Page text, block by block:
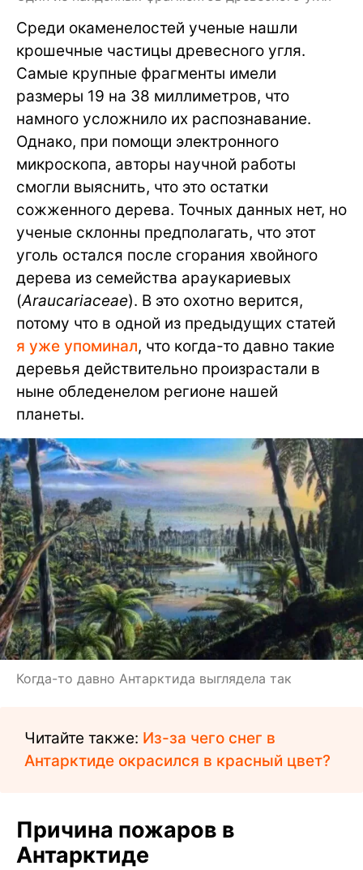
Среди окаменелостей ученые нашли
крошечные частицы древесного угля.
Самые крупные фрагменты имели
размеры 19 на 38 миллиметров, что
намного усложнило их распознавание.
Однако, при помощи электронного
микроскопа, авторы научной работы
смогли выяснить, что это остатки
сожженного дерева. Точных данных нет, но
ученые склонны предполагать, что этот
уголь остался после сгорания хвойного
дерева из семейства араукариевых
(Araucariaceae). В это охотно верится,
потому что в одной из предыдущих статей
я уже упоминал, что когда-то давно такие
деревья действительно произрастали в
ныне обледенелом регионе нашей
планеты.
Когда-то давно Антарктида выглядела так
Читайте также: Из-за чего снег в
Антарктиде окрасился в красный цвет?
Причина пожаров в
Антарктиде